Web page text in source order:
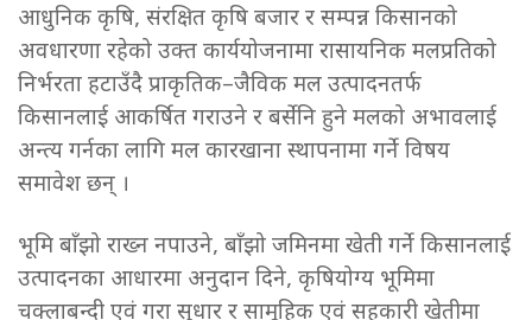
आधुनिक कृषि, संरक्षित कृषि बजार र सम्पन्न किसानको
अवधारणा रहेको उक्त कार्ययोजनामा रासायनिक मलप्रतिको
निर्भरता हटाउँदै प्राकृतिक–जैविक मल उत्पादनतर्फ
किसानलाई आकर्षित गराउने र बर्सेनि हुने मलको अभावलाई
अन्त्य गर्नका लागि मल कारखाना स्थापनामा गर्ने विषय
समावेश छन् ।
भूमि बाँझो राख्न नपाउने, बाँझो जमिनमा खेती गर्ने किसानलाई
उत्पादनका आधारमा अनुदान दिने, कृषियोग्य भूमिमा
चक्लाबन्दी एवं गरा सुधार र सामूहिक एवं सहकारी खेतीमा